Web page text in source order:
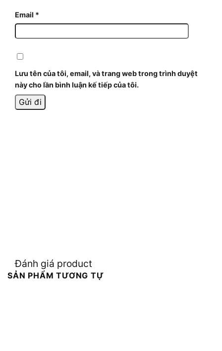
Email *
Lưu tên của tôi, email, và trang web trong trình duyệt
này cho lần bình luận kế tiếp của tôi.
Đánh giá product
SẢN PHẨM TƯƠNG TỰ